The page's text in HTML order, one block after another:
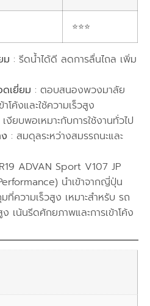
⭐⭐⭐
ม : รีดน้ำได้ดี ลดการลื่นไถล เพิ่ม
เยี่ยม : ตอบสนองพวงมาลัย
โค้งและใช้ความเร็วสูง
เงียบพอเหมาะกับการใช้งานทั่วไป
: สมดุลระหว่างสมรรถนะและ
ADVAN Sport V107 JP
นำเข้าจากญี่ปุ่น
ที่ความเร็วสูง เหมาะสำหรับ รถ
เน้นรีดศักยภาพและการเข้าโค้ง